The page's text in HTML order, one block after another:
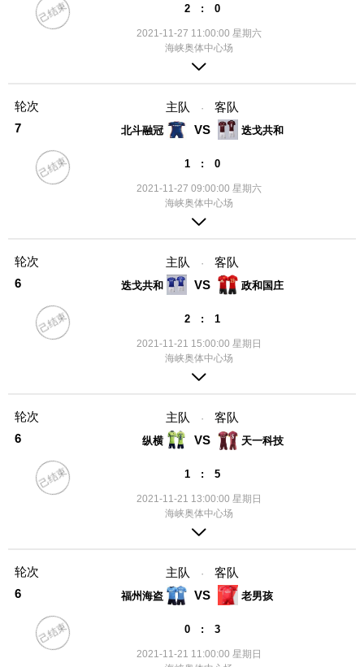
2 : 0
2021-11-27 11:00:00 星期六
海峡奥体中心场
己结束
轮次
7
主队 · 客队
北斗融冠 VS 迭戈共和
1 : 0
2021-11-27 09:00:00 星期六
海峡奥体中心场
己结束
轮次
6
主队 · 客队
迭戈共和 VS 政和国庄
2 : 1
2021-11-21 15:00:00 星期日
海峡奥体中心场
己结束
轮次
6
主队 · 客队
纵横 VS 天一科技
1 : 5
2021-11-21 13:00:00 星期日
海峡奥体中心场
己结束
轮次
6
主队 · 客队
福州海盗 VS 老男孩
0 : 3
2021-11-21 11:00:00 星期日
己结束